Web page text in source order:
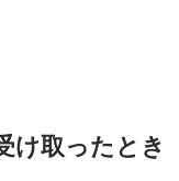
け取ったとき